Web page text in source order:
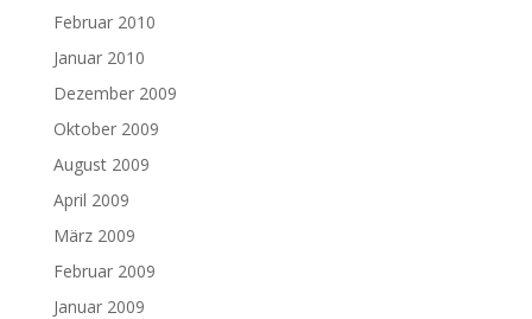
Februar 2010
Januar 2010
Dezember 2009
Oktober 2009
August 2009
April 2009
März 2009
Februar 2009
Januar 2009